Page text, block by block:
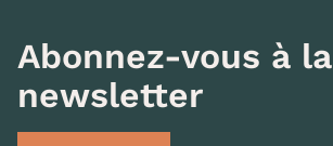
Abonnez-vous à la
newsletter